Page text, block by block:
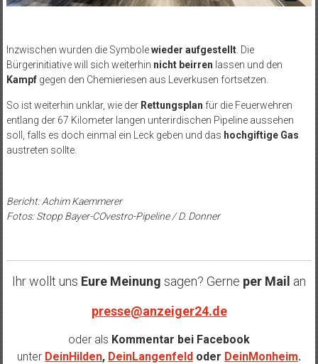
Inzwischen wurden die Symbolewieder aufgestellt. Die
Bürgerinitiative will sich weiterhin nicht beirren lassen und den
Kampfgegen den Chemieriesen aus Leverkusen fortsetzen.
So ist weiterhin unklar, wie der Rettungsplan für die Feuerwehren
entlang der 67 Kilometer langen unterirdischen Pipeline aussehen
soll, falls es doch einmal ein Leck geben und das hochgiftige Gas
austreten sollte.
Bericht: Achim Kaemmerer
Fotos: Stopp Bayer-COvestro-Pipeline / D. Donner
Ihr wollt uns Eure Meinung sagen? Gerne per Mail an
presse@anzeiger24.de
oder als Kommentar bei Facebook
unter DeinHilden, DeinLangenfeld oder DeinMonheim.